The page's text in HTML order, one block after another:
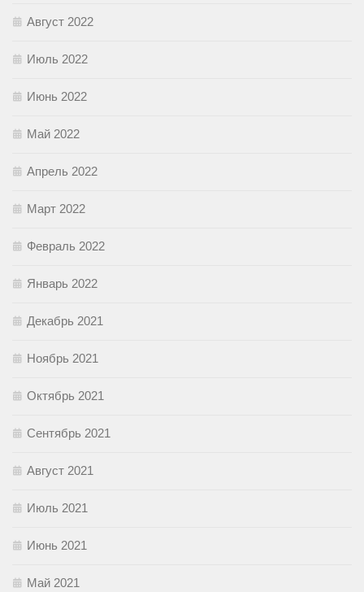
Август 2022
Июль 2022
Июнь 2022
Май 2022
Апрель 2022
Март 2022
Февраль 2022
Январь 2022
Декабрь 2021
Ноябрь 2021
Октябрь 2021
Сентябрь 2021
Август 2021
Июль 2021
Июнь 2021
Май 2021